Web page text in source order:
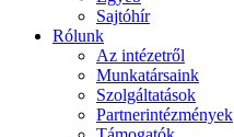
Sajtóhír
Rólunk
Az intézetről
Munkatársaink
Szolgáltatások
Partnerintézmények